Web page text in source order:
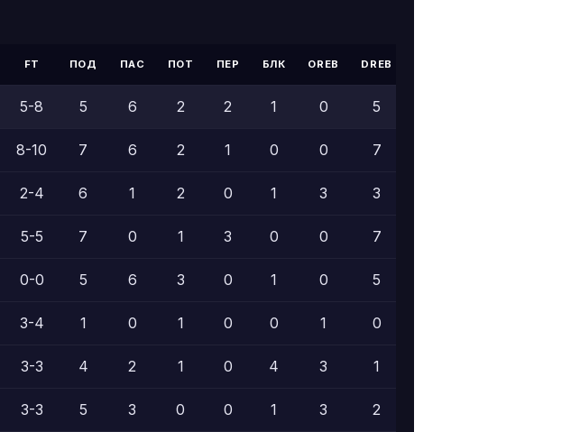
FT ПОД ПАС ПОТ ПЕР БЛК OREB DREB
5-8 5 6 2 2 1 0 5
8-10 7 6 2 1 0 0 7
2-4 6 1 2 0 1 3 3
5-5 7 0 1 3 0 0 7
0-0 5 6 3 0 1 0 5
3-4 1 0 1 0 0 1 0
3-3 4 2 1 0 4 3 1
3-3 5 3 0 0 1 3 2